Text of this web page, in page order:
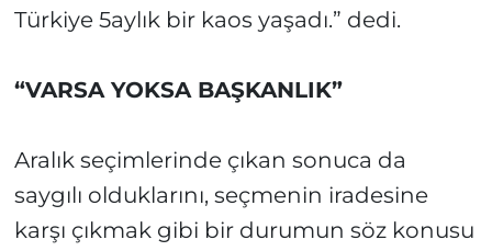
Türkiye 5aylık bir kaos yaşadı.” dedi.
“VARSA YOKSA BAŞKANLIK”
Aralık seçimlerinde çıkan sonuca da
saygılı olduklarını, seçmenin iradesine
karşı çıkmak gibi bir durumun söz konusu